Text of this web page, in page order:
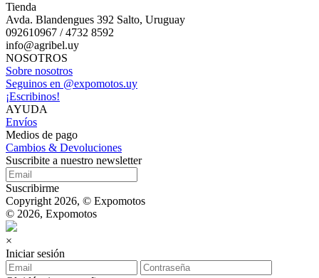
Tienda
Avda. Blandengues 392 Salto, Uruguay
092610967 / 4732 8592
info@agribel.uy
NOSOTROS
Sobre nosotros
Seguinos en @expomotos.uy
¡Escribinos!
AYUDA
Envíos
Medios de pago
Cambios & Devoluciones
Suscribite a nuestro newsletter
Suscribirme
Copyright 2026, © Expomotos
© 2026, Expomotos
×
Iniciar sesión